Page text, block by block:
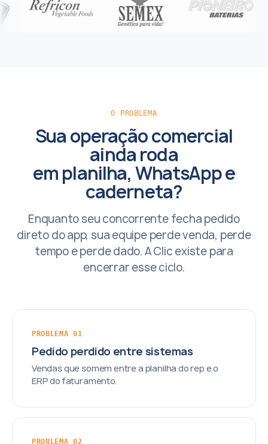
O PROBLEMA
Sua operação comercial
ainda roda
em planilha, WhatsApp e
caderneta?
Enquanto seu concorrente fecha pedido
direto do app, sua equipe perde venda, perde
tempo e perde dado. A Clic existe para
encerrar esse ciclo.
PROBLEMA 01
Pedido perdido entre sistemas
Vendas que somem entre a planilha do rep e o
ERP do faturamento.
PROBLEMA 02